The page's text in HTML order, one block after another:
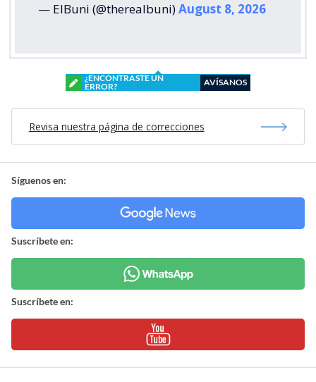
— ElBuni (@therealbuni)August 8, 2026
¿ENCONTRASTE UN
ERROR?
AVÍSANOS
Revisa nuestra página de correcciones
Síguenos en:
Suscríbete en:
Suscríbete en: